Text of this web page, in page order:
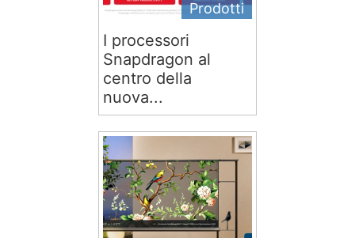
Prodotti
I processori
Snapdragon al
centro della
nuova...